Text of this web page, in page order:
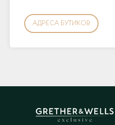
АДРЕСА БУТИКОВ